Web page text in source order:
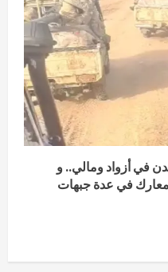
أزواد ومالي.. و
في عدة جبهات